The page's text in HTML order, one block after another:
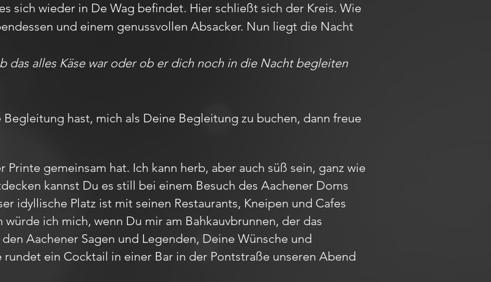
sich wieder in De Wag befindet. Hier schließt sich der Kreis. Wie
und einem genussvollen Absacker. Nun liegt die Nacht
das alles Käse war oder ob er dich noch in die Nacht begleiten
hast, mich als Deine Begleitung zu buchen, dann freue
Printe gemeinsam hat. Ich kann herb, aber auch süß sein, ganz wie
kannst Du es still bei einem Besuch des Aachener Doms
idyllische Platz ist mit seinen Restaurants, Kneipen und Cafes
ich mich, wenn Du mir am Bahkauvbrunnen, der das
Aachener Sagen und Legenden, Deine Wünsche und
rundet ein Cocktail in einer Bar in der Pontstraße unseren Abend